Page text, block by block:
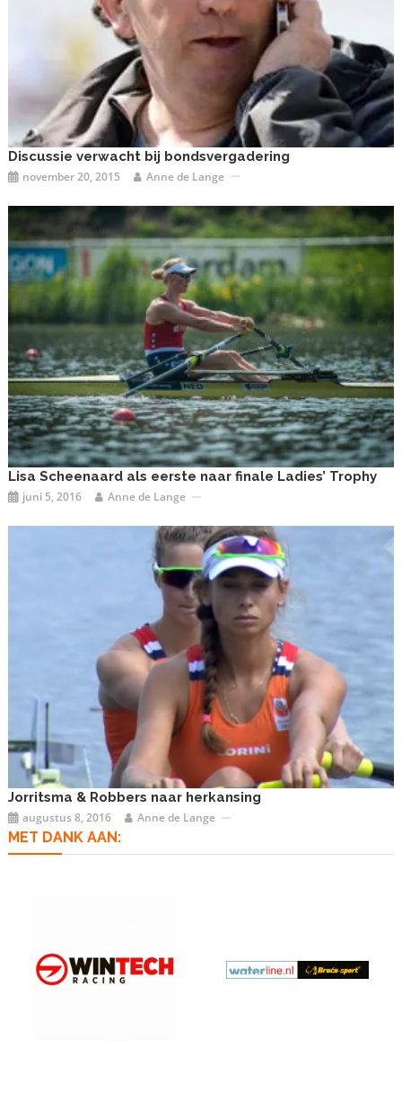
Discussie verwacht bij bondsvergadering
november 20, 2015 Anne de Lange
Lisa Scheenaard als eerste naar finale Ladies’ Trophy
juni 5, 2016 Anne de Lange
Jorritsma & Robbers naar herkansing
augustus 8, 2016 Anne de Lange
MET DANK AAN: